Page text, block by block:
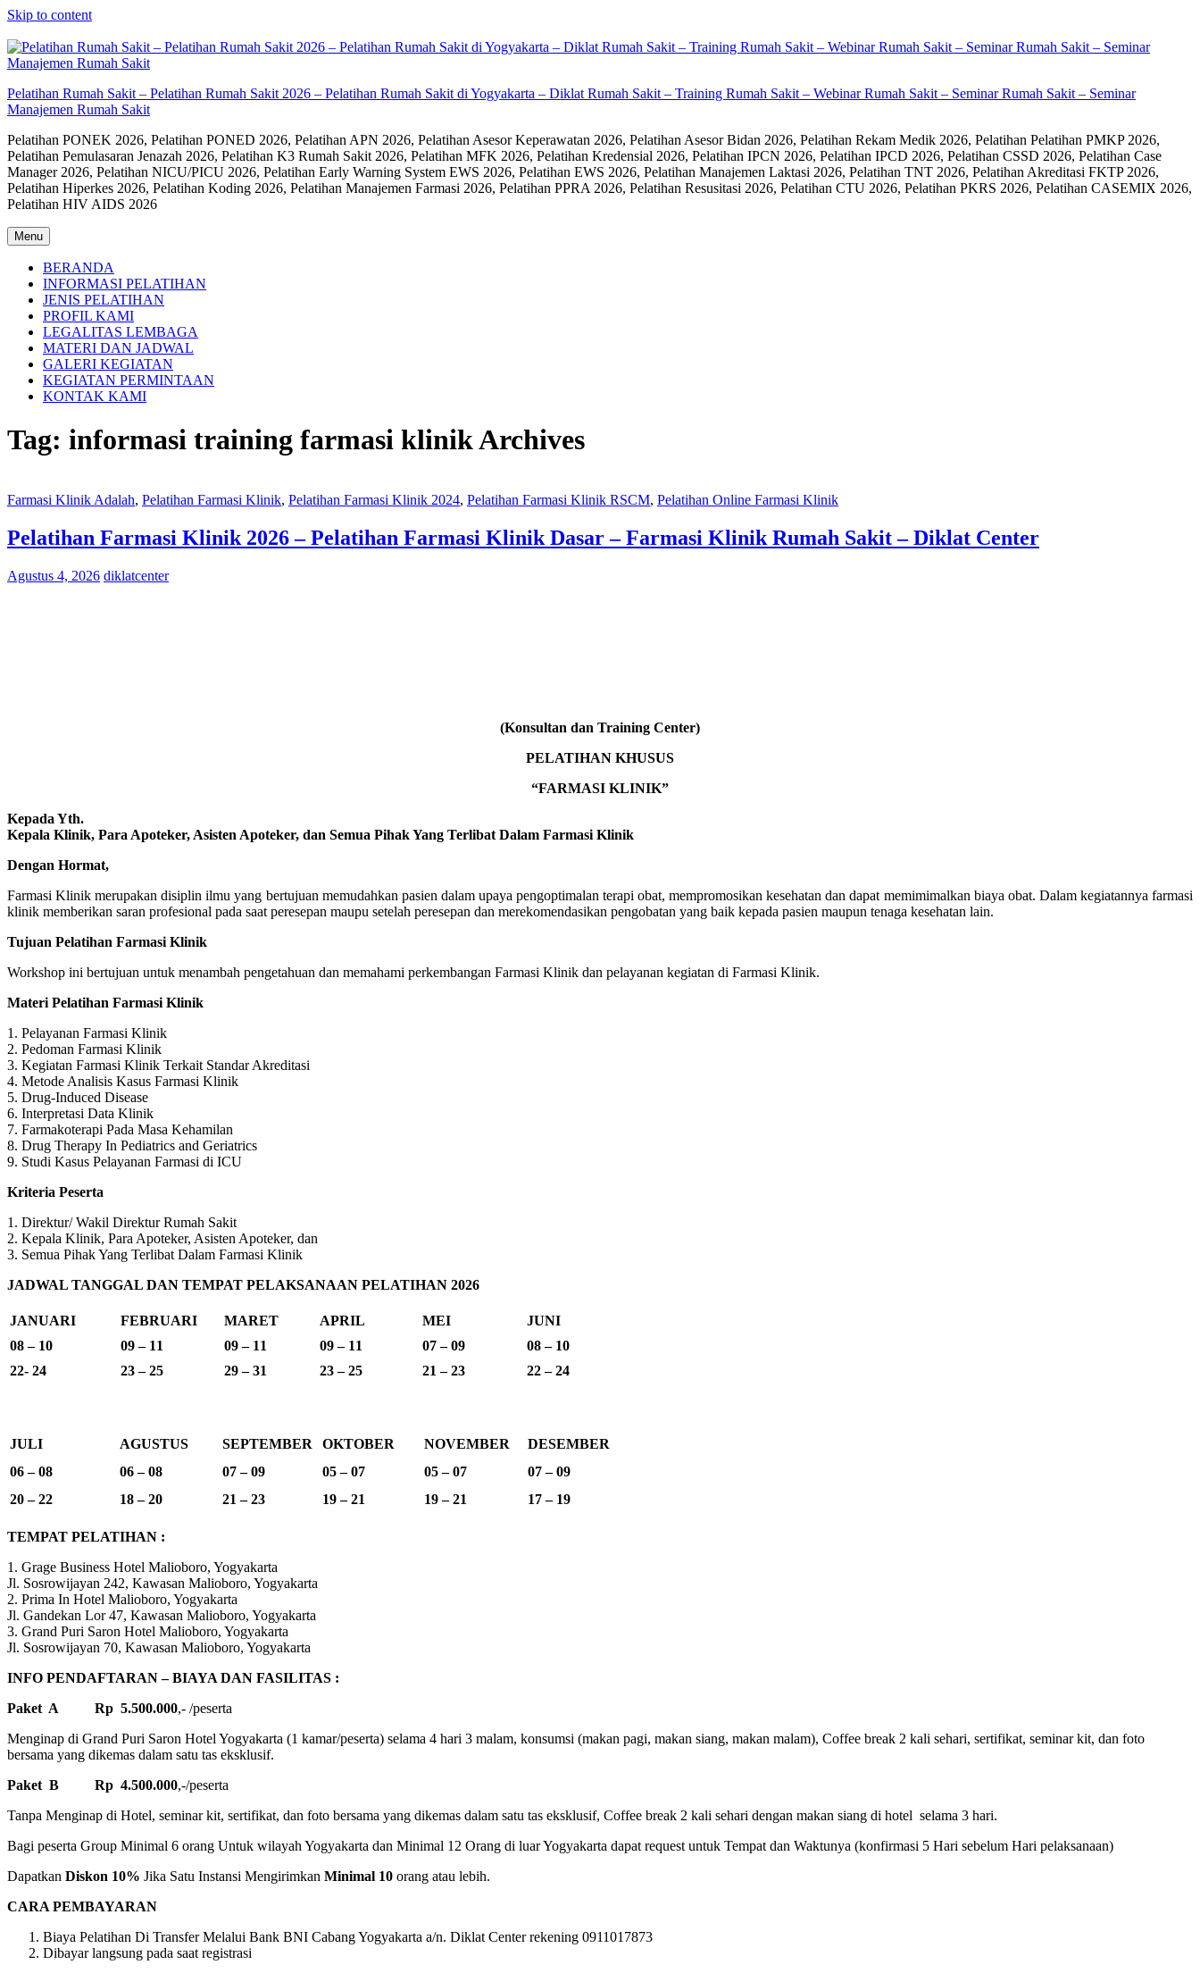
Skip to content
Pelatihan Rumah Sakit – Pelatihan Rumah Sakit 2026 – Pelatihan Rumah Sakit di Yogyakarta – Diklat Rumah Sakit – Training Rumah Sakit – Webinar Rumah Sakit – Seminar Rumah Sakit – Seminar
Manajemen Rumah Sakit
Pelatihan PONEK 2026, Pelatihan PONED 2026, Pelatihan APN 2026, Pelatihan Asesor Keperawatan 2026, Pelatihan Asesor Bidan 2026, Pelatihan Rekam Medik 2026, Pelatihan Pelatihan PMKP 2026,
Pelatihan Pemulasaran Jenazah 2026, Pelatihan K3 Rumah Sakit 2026, Pelatihan MFK 2026, Pelatihan Kredensial 2026, Pelatihan IPCN 2026, Pelatihan IPCD 2026, Pelatihan CSSD 2026, Pelatihan Case
Manager 2026, Pelatihan NICU/PICU 2026, Pelatihan Early Warning System EWS 2026, Pelatihan EWS 2026, Pelatihan Manajemen Laktasi 2026, Pelatihan TNT 2026, Pelatihan Akreditasi FKTP 2026,
Pelatihan Hiperkes 2026, Pelatihan Koding 2026, Pelatihan Manajemen Farmasi 2026, Pelatihan PPRA 2026, Pelatihan Resusitasi 2026, Pelatihan CTU 2026, Pelatihan PKRS 2026, Pelatihan CASEMIX 2026,
Pelatihan HIV AIDS 2026
Menu
BERANDA
INFORMASI PELATIHAN
JENIS PELATIHAN
PROFIL KAMI
LEGALITAS LEMBAGA
MATERI DAN JADWAL
GALERI KEGIATAN
KEGIATAN PERMINTAAN
KONTAK KAMI
Tag: informasi training farmasi klinik Archives
Farmasi Klinik Adalah, Pelatihan Farmasi Klinik, Pelatihan Farmasi Klinik 2024, Pelatihan Farmasi Klinik RSCM, Pelatihan Online Farmasi Klinik
Pelatihan Farmasi Klinik 2026 – Pelatihan Farmasi Klinik Dasar – Farmasi Klinik Rumah Sakit – Diklat Center
Agustus 4, 2026 diklatcenter
(Konsultan dan Training Center)
PELATIHAN KHUSUS
“FARMASI KLINIK”
Kepada Yth.
Kepala Klinik, Para Apoteker, Asisten Apoteker, dan Semua Pihak Yang Terlibat Dalam Farmasi Klinik
Dengan Hormat,
Farmasi Klinik merupakan disiplin ilmu yang bertujuan memudahkan pasien dalam upaya pengoptimalan terapi obat, mempromosikan kesehatan dan dapat memimimalkan biaya obat. Dalam kegiatannya farmasi
klinik memberikan saran profesional pada saat peresepan maupu setelah peresepan dan merekomendasikan pengobatan yang baik kepada pasien maupun tenaga kesehatan lain.
Tujuan Pelatihan Farmasi Klinik
Workshop ini bertujuan untuk menambah pengetahuan dan memahami perkembangan Farmasi Klinik dan pelayanan kegiatan di Farmasi Klinik.
Materi Pelatihan Farmasi Klinik
1. Pelayanan Farmasi Klinik
2. Pedoman Farmasi Klinik
3. Kegiatan Farmasi Klinik Terkait Standar Akreditasi
4. Metode Analisis Kasus Farmasi Klinik
5. Drug-Induced Disease
6. Interpretasi Data Klinik
7. Farmakoterapi Pada Masa Kehamilan
8. Drug Therapy In Pediatrics and Geriatrics
9. Studi Kasus Pelayanan Farmasi di ICU
Kriteria Peserta
1. Direktur/ Wakil Direktur Rumah Sakit
2. Kepala Klinik, Para Apoteker, Asisten Apoteker, dan
3. Semua Pihak Yang Terlibat Dalam Farmasi Klinik
JADWAL TANGGAL DAN TEMPAT PELAKSANAAN PELATIHAN 2026
JANUARI FEBRUARI MARET APRIL MEI
JUNI
08 – 10
09 – 11 09 – 11 09 – 11 07 – 09
08 – 10
22- 24
23 – 25 29 – 31 23 – 25 21 – 23 22 – 24
JULI AGUSTUS SEPTEMBER OKTOBER NOVEMBER
DESEMBER
06 – 08
06 – 08 07 – 09 05 – 07 05 – 07
07 – 09
20 – 22
18 – 20 21 – 23 19 – 21 19 – 21 17 – 19
TEMPAT PELATIHAN :
1. Grage Business Hotel Malioboro, Yogyakarta
Jl. Sosrowijayan 242, Kawasan Malioboro, Yogyakarta
2. Prima In Hotel Malioboro, Yogyakarta
Jl. Gandekan Lor 47, Kawasan Malioboro, Yogyakarta
3. Grand Puri Saron Hotel Malioboro, Yogyakarta
Jl. Sosrowijayan 70, Kawasan Malioboro, Yogyakarta
INFO PENDAFTARAN – BIAYA DAN FASILITAS :
Paket A Rp 5.500.000,- /peserta
Menginap di Grand Puri Saron Hotel Yogyakarta (1 kamar/peserta) selama 4 hari 3 malam, konsumsi (makan pagi, makan siang, makan malam), Coffee break 2 kali sehari, sertifikat, seminar kit, dan foto
bersama yang dikemas dalam satu tas eksklusif.
Paket B Rp 4.500.000,-/peserta
Tanpa Menginap di Hotel, seminar kit, sertifikat, dan foto bersama yang dikemas dalam satu tas eksklusif, Coffee break 2 kali sehari dengan makan siang di hotel selama 3 hari.
Bagi peserta Group Minimal 6 orang Untuk wilayah Yogyakarta dan Minimal 12 Orang di luar Yogyakarta dapat request untuk Tempat dan Waktunya (konfirmasi 5 Hari sebelum Hari pelaksanaan)
Dapatkan Diskon 10% Jika Satu Instansi Mengirimkan Minimal 10 orang atau lebih.
CARA PEMBAYARAN
Biaya Pelatihan Di Transfer Melalui Bank BNI Cabang Yogyakarta a/n. Diklat Center rekening 0911017873
Dibayar langsung pada saat registrasi